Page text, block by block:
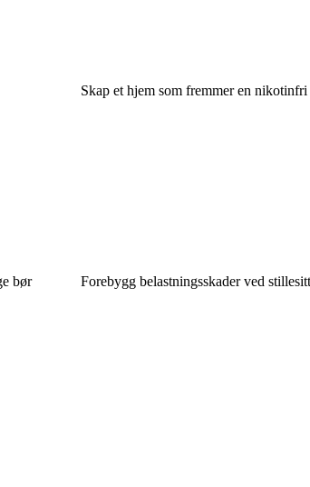
Skap et hjem som fremmer en
bør
Forebygg belastningsskader ved